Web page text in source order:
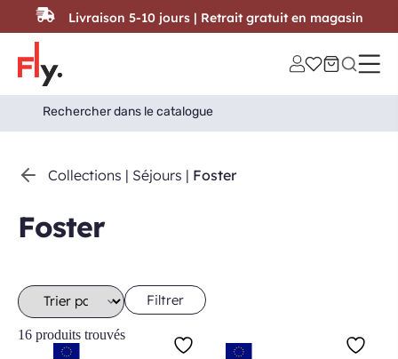
Passer au contenu
Search
for:
Search Button
Collections | Séjours | Foster
Foster
Filtrer
16 produits trouvés
Livraison 5-10 jours | Retrait gratuit en magasin